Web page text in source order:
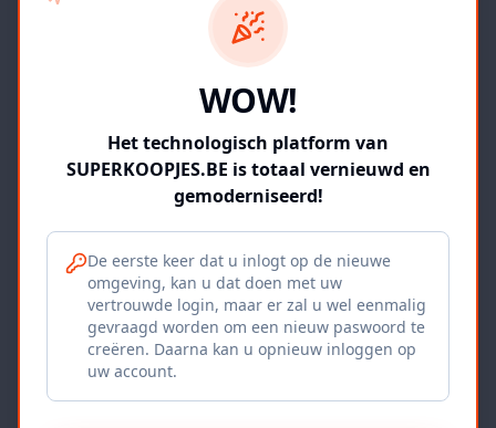
SUPERKOOPJES.BE
Geverifieerd
Iepers Kwartier
Ieper, BE
WOW!
Het technologisch platform van
SUPERKOOPJES.BE is totaal vernieuwd en
gemoderniseerd!
De eerste keer dat u inlogt op de nieuwe
omgeving, kan u dat doen met uw
vertrouwde login, maar er zal u wel eenmalig
gevraagd worden om een nieuw paswoord te
creëren. Daarna kan u opnieuw inloggen op
uw account.